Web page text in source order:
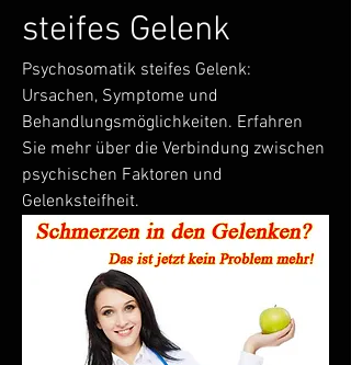
steifes Gelenk
Psychosomatik steifes Gelenk:
Ursachen, Symptome und
Behandlungsmöglichkeiten. Erfahren
Sie mehr über die Verbindung zwischen
psychischen Faktoren und
Gelenksteifheit.